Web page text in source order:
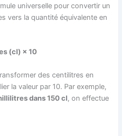
universelle pour convertir un
vers la quantité équivalente en
(cl) × 10
des centilitres en
la valeur par 10. Par exemple,
dans 150 cl, on effectue